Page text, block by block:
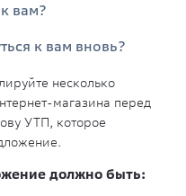
вам?
к вам вновь?
несколько
магазина перед
УТП, которое
должно быть: